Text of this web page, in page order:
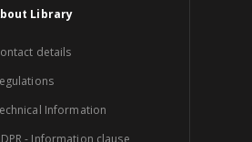
Library
details
Information
- Information clause